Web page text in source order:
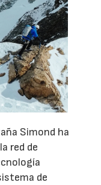
Simond ha
red de
de